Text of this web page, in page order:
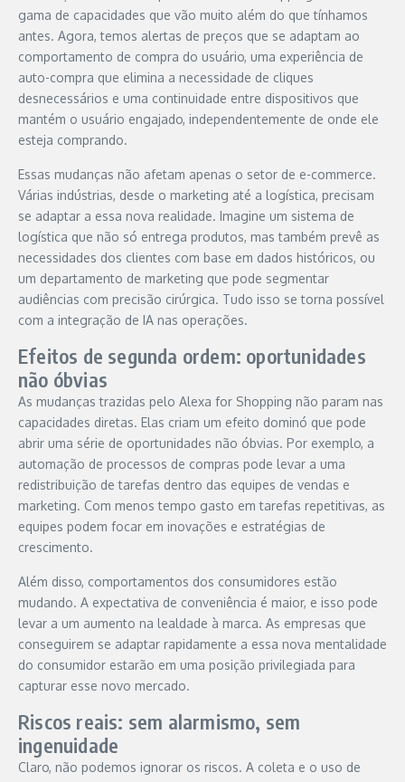
gama de capacidades que vão muito além do que tínhamos
antes. Agora, temos alertas de preços que se adaptam ao
comportamento de compra do usuário, uma experiência de
auto-compra que elimina a necessidade de cliques
desnecessários e uma continuidade entre dispositivos que
mantém o usuário engajado, independentemente de onde ele
esteja comprando.
Essas mudanças não afetam apenas o setor de e-commerce.
Várias indústrias, desde o marketing até a logística, precisam
se adaptar a essa nova realidade. Imagine um sistema de
logística que não só entrega produtos, mas também prevê as
necessidades dos clientes com base em dados históricos, ou
um departamento de marketing que pode segmentar
audiências com precisão cirúrgica. Tudo isso se torna possível
com a integração de IA nas operações.
Efeitos de segunda ordem: oportunidades
não óbvias
As mudanças trazidas pelo Alexa for Shopping não param nas
capacidades diretas. Elas criam um efeito dominó que pode
abrir uma série de oportunidades não óbvias. Por exemplo, a
automação de processos de compras pode levar a uma
redistribuição de tarefas dentro das equipes de vendas e
marketing. Com menos tempo gasto em tarefas repetitivas, as
equipes podem focar em inovações e estratégias de
crescimento.
Além disso, comportamentos dos consumidores estão
mudando. A expectativa de conveniência é maior, e isso pode
levar a um aumento na lealdade à marca. As empresas que
conseguirem se adaptar rapidamente a essa nova mentalidade
do consumidor estarão em uma posição privilegiada para
capturar esse novo mercado.
Riscos reais: sem alarmismo, sem
ingenuidade
Claro, não podemos ignorar os riscos. A coleta e o uso de